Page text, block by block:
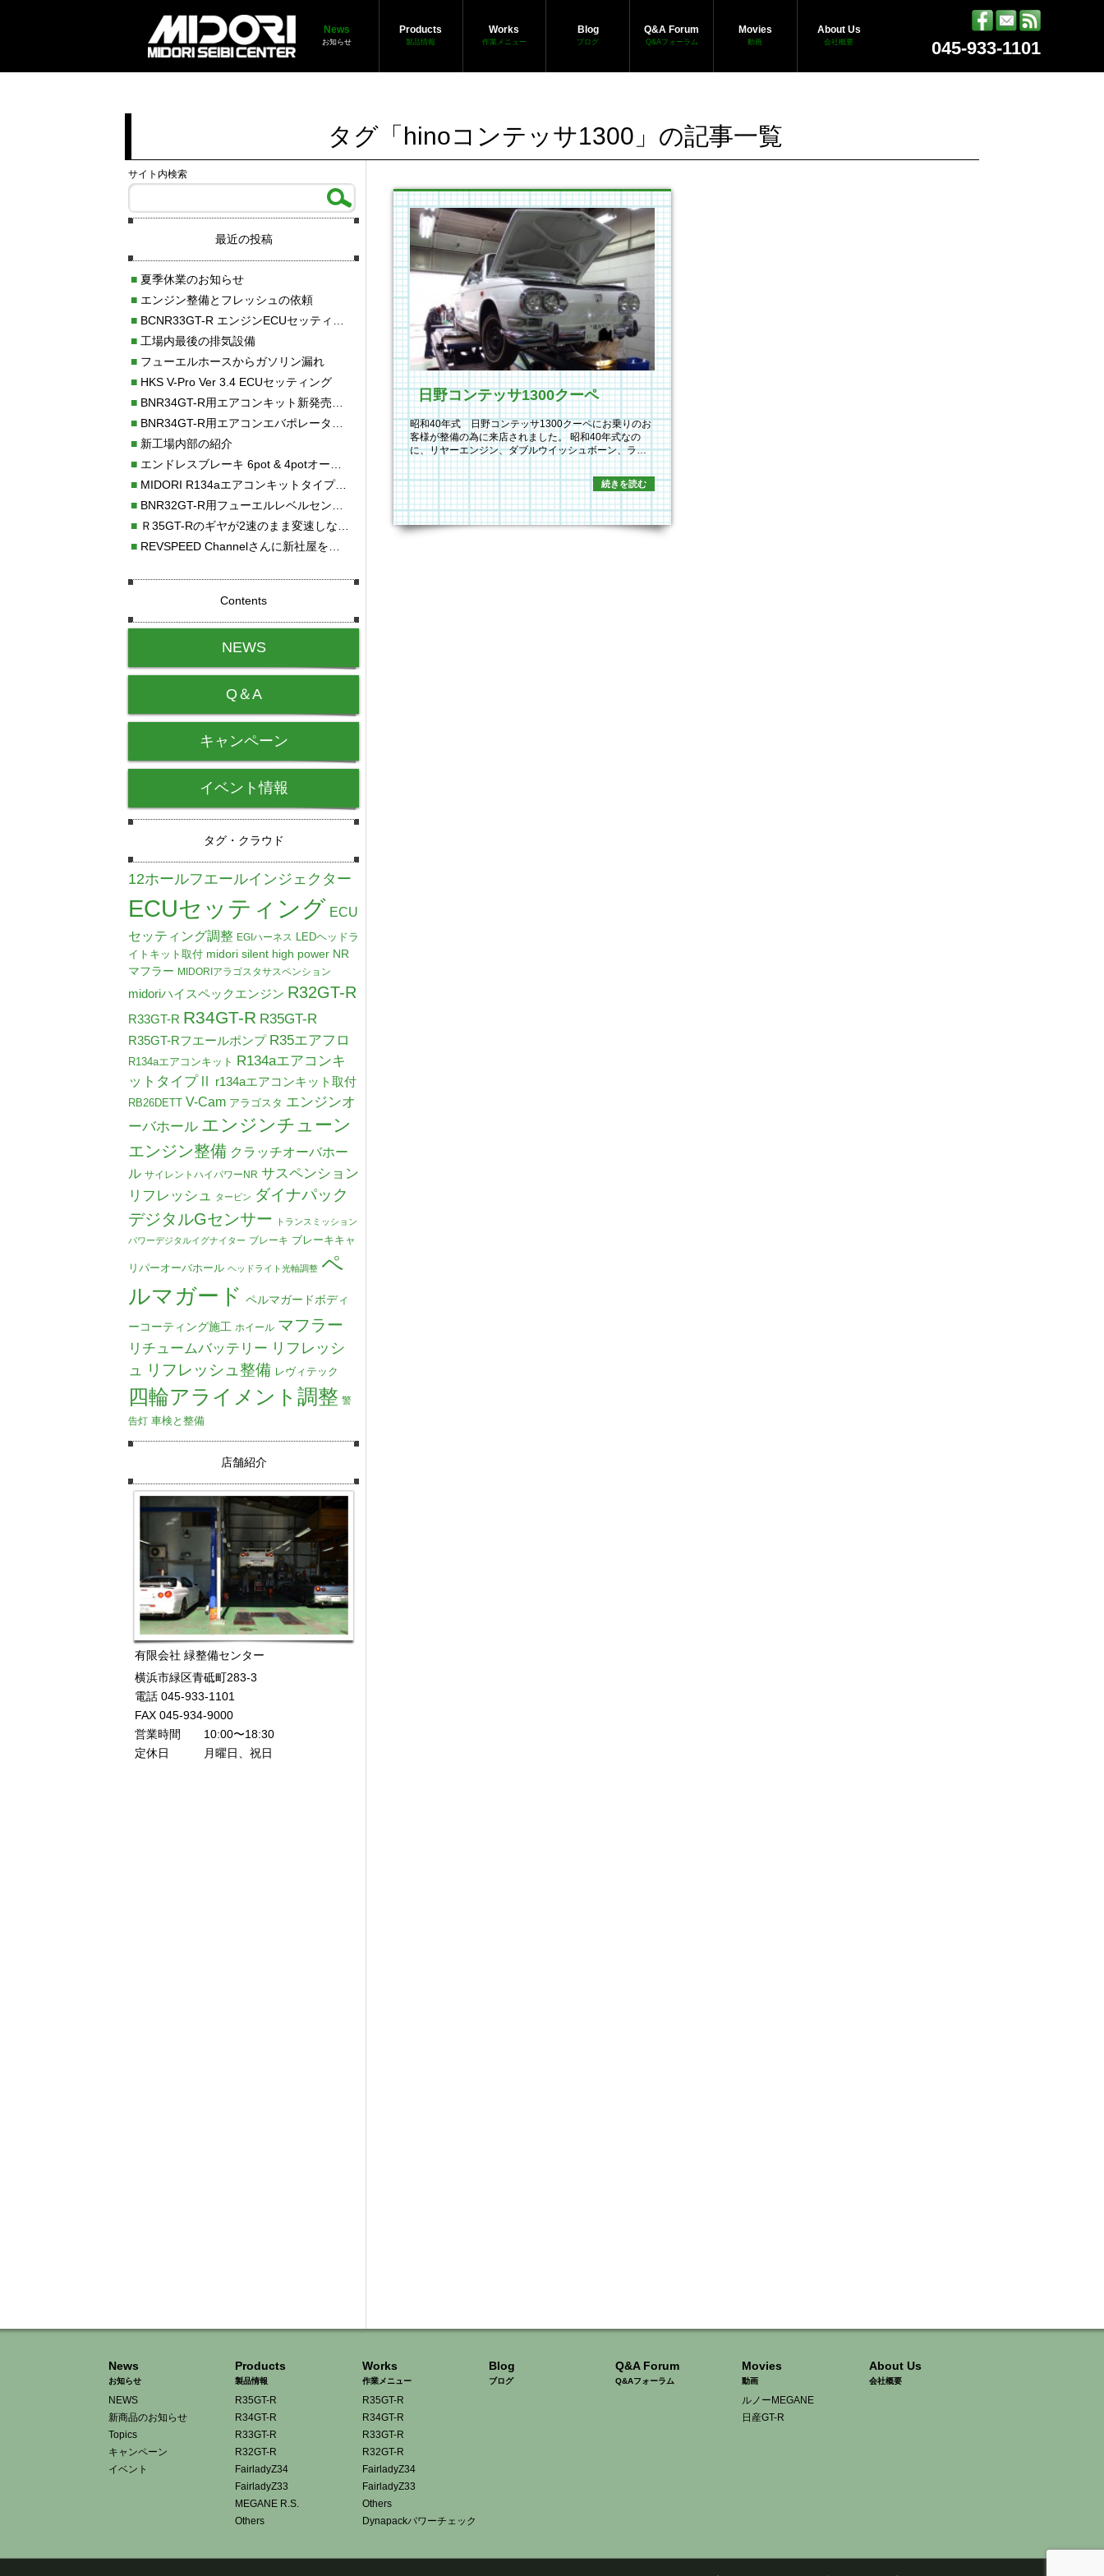
News
お知らせ
Products
製品情報
Works
作業メニュー
Blog
ブログ
Q&A Forum
Q&Aフォーラム
Movies
動画
About Us
会社概要 045-933-1101
タグ「hinoコンテッサ1300」の記事一覧
日野コンテッサ1300クーペ
昭和40年式 日野コンテッサ1300クーペにお乗りのお
客様が整備の為に来店されました。 昭和40年式なの
に、リヤーエンジン、ダブルウイッシュボーン、ラ…
続きを読む
サイト内検索
最近の投稿
■夏季休業のお知らせ
■エンジン整備とフレッシュの依頼
■BCNR33GT-R エンジンECUセッティング調整
■工場内最後の排気設備
■フューエルホースからガソリン漏れ
■HKS V-Pro Ver 3.4 ECUセッティング
■BNR34GT-R用エアコンキット新発売！！
■BNR34GT-R用エアコンエバポレーターを新発売！！
■新工場内部の紹介
■エンドレスブレーキ 6pot & 4potオーバーホール
■MIDORI R134aエアコンキットタイプⅡ取り付け
■BNR32GT-R用フューエルレベルセンサー新発売！！
■Ｒ35GT-Rのギヤが2速のまま変速しない！！
■REVSPEED Channelさんに新社屋を紹介していただきました!!
Contents
NEWS
Q＆A
キャンペーン
イベント情報
タグ・クラウド
12ホールフエールインジェクター
ECUセッティング ECU
セッティング調整 EGIハーネス LEDヘッドラ
イトキット取付 midori silent high power NR
マフラー MIDORIアラゴスタサスペンション
midoriハイスペックエンジン R32GT-R
R33GT-R R34GT-R R35GT-R
R35GT-Rフエールポンプ R35エアフロ
R134aエアコンキット R134aエアコンキ
ットタイプⅡ
r134aエアコンキット取付
RB26DETT V-Cam アラゴスタ エンジンオ
ーバホール エンジンチューン
エンジン整備 クラッチオーバホー
ル サイレントハイパワーNR サスペンション
リフレッシュ
タービン ダイナパック
デジタルGセンサー
トランスミッション
パワーデジタルイグナイター ブレーキ ブレーキキャ
リパーオーバホール ヘッドライト光軸調整 ペ
ルマガード ペルマガードボディ
ーコーティング施工 ホイール マフラー
リチュームバッテリー リフレッシ
ュ
リフレッシュ整備 レヴィテック
四輪アライメント調整 警
告灯 車検と整備
店舗紹介
有限会社 緑整備センター
横浜市緑区青砥町283-3
電話 045-933-1101
FAX 045-934-9000
営業時間 10:00〜18:30
定休日 月曜日、祝日
News
お知らせ
NEWS
新商品のお知らせ
Topics
キャンペーン
イベント
Products
製品情報
R35GT-R
R34GT-R
R33GT-R
R32GT-R
FairladyZ34
FairladyZ33
MEGANE R.S.
Others
Works
作業メニュー
R35GT-R
R34GT-R
R33GT-R
R32GT-R
FairladyZ34
FairladyZ33
Others
Dynapackパワーチェック
Blog
ブログ
Q&A Forum
Q&Aフォーラム
Movies
動画
ルノーMEGANE
日産GT-R
About Us
会社概要